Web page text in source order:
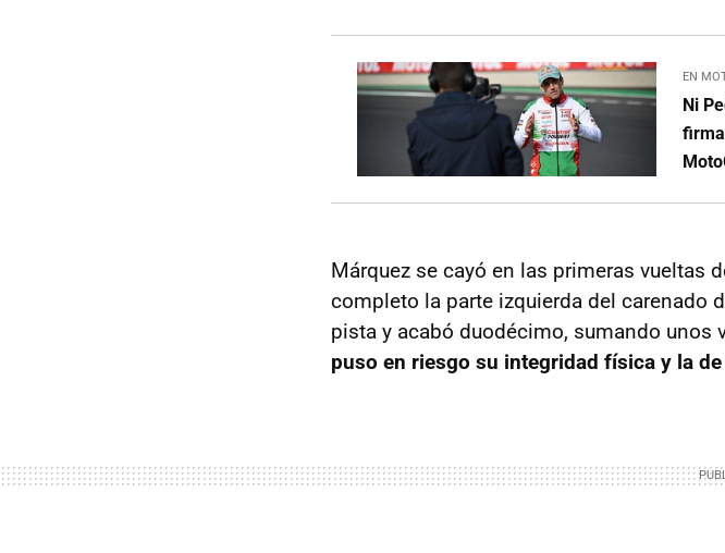
EN
Ni
Márquez se cayó en las primeras vueltas
completo la parte izquierda del carenado
pista y acabó duodécimo, sumando unos
puso en riesgo su integridad física y la